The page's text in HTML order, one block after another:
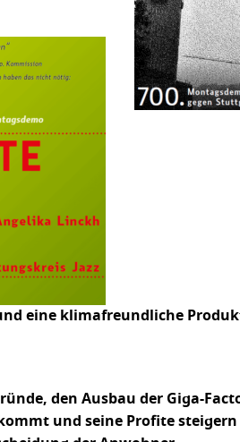
eine klimafreundliche
den Ausbau der Giga-
und seine Profite